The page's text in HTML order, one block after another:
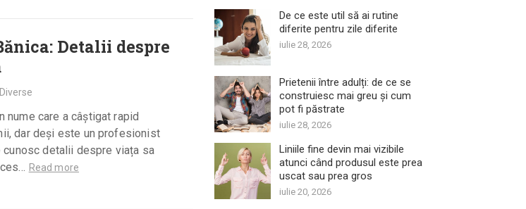
Detalii despre
Diverse
nume care a câștigat rapid
dar deși este un profesionist
detalii despre viața sa
Read more
De ce este util să ai rutine
diferite pentru zile diferite
iulie 28, 2026
Prietenii între adulți: de ce se
construiesc mai greu și cum
pot fi păstrate
iulie 28, 2026
Liniile fine devin mai vizibile
atunci când produsul este prea
uscat sau prea gros
iulie 20, 2026